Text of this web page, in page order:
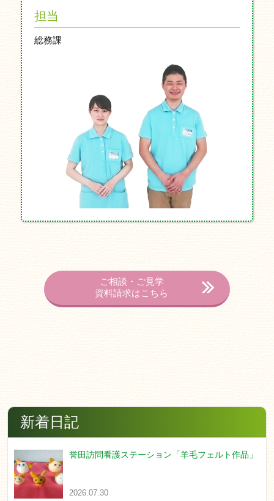
担当
総務課
ご相談・ご見学
資料請求はこちら
新着日記
誉田訪問看護ステーション「羊毛フェルト作品」
2026.07.30